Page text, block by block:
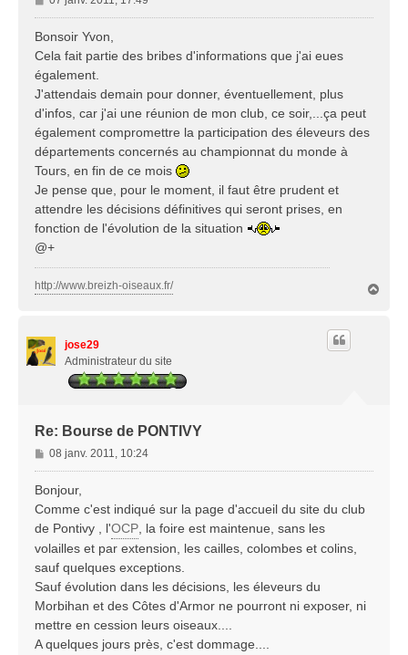
e
s
g
e
Bonsoir Yvon,
Cela fait partie des bribes d'informations que j'ai eues
également.
J'attendais demain pour donner, éventuellement, plus
d'infos, car j'ai une réunion de mon club, ce soir,...ça peut
également compromettre la participation des éleveurs des
départements concernés au championnat du monde à
Tours, en fin de ce mois
Je pense que, pour le moment, il faut être prudent et
attendre les décisions définitives qui seront prises, en
fonction de l'évolution de la situation
@+
http://www.breizh-oiseaux.fr/
jose29
Administrateur du site
Re: Bourse de PONTIVY
M
e
s
g
e
08 janv. 2011, 10:24
Bonjour,
Comme c'est indiqué sur la page d'accueil du site du club
de Pontivy , l'OCP , la foire est maintenue, sans les
volailles et par extension, les cailles, colombes et colins,
sauf quelques exceptions.
Sauf évolution dans les décisions, les éleveurs du
Morbihan et des Côtes d'Armor ne pourront ni exposer, ni
mettre en cession leurs oiseaux....
A quelques jours près, c'est dommage....